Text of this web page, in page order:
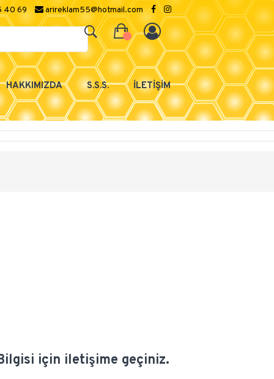
40 69 arireklam55@hotmail.com
HAKKIMIZDA S.S.S. İLETİŞİM
için iletişime geçiniz.